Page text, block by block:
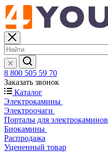
8 800 505 59 70
Заказать звонок
Каталог
Электрокамины
Электроочаги
Порталы для электрокаминов
Биокамины
Распродажа
Уцененный товар